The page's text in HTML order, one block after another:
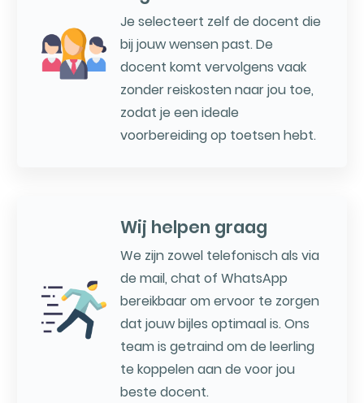
Je selecteert zelf de docent die
bij jouw wensen past. De
docent komt vervolgens vaak
zonder reiskosten naar jou toe,
zodat je een ideale
voorbereiding op toetsen hebt.
Wij helpen graag
We zijn zowel telefonisch als via
de mail, chat of WhatsApp
bereikbaar om ervoor te zorgen
dat jouw bijles optimaal is. Ons
team is getraind om de leerling
te koppelen aan de voor jou
beste docent.